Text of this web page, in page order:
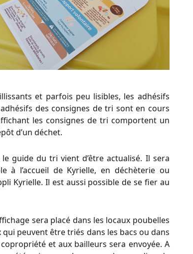
et parfois peu lisibles, les adhésifs
des consignes de tri sont en cours
les consignes de tri comportent un
d’un déchet.
guide du tri vient d’être actualisé. Il sera
à l’accueil de Kyrielle, en déchèterie ou
Kyrielle. Il est aussi possible de se fier au
sera placé dans les locaux poubelles
peuvent être triés dans les bacs ou dans
et aux bailleurs sera envoyée. A